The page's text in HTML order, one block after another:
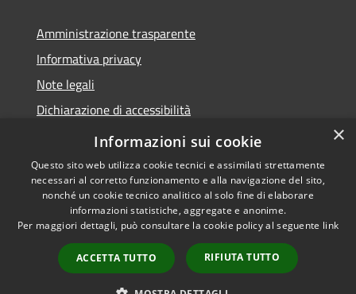
Amministrazione trasparente
Informativa privacy
Note legali
Dichiarazione di accessibilità
WhistleblowingPA
Accessibilità
Copyright © 2026 • Comune di
Canosa di Puglia • Powered by
Municipium•
Accesso
redazione
×
Informazioni sui cookie
Questo sito web utilizza cookie tecnici e assimilati strettamente
necessari al corretto funzionamento e alla navigazione del sito,
nonché un cookie tecnico analitico al solo fine di elaborare
informazioni statistiche, aggregate e anonime.
Per maggiori dettagli, può consultare la cookie policy al seguente link
ACCETTA TUTTO RIFIUTA TUTTO